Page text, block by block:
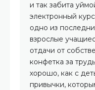
и так забита
электронный
одно из
взрослые
отдачи от
конфетка за
хорошо, как с
привычки,